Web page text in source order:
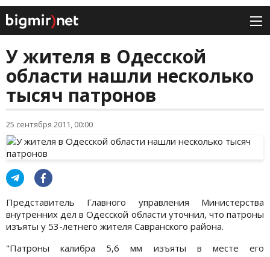
У жителя в Одесской
области нашли несколько
тысяч патронов
25 сентября 2011, 00:00
Представитель Главного управления Министерства
внутренних дел в Одесской области уточнил, что патроны
изъяты у 53-летнего жителя Савранского района.
"Патроны калибра 5,6 мм изъяты в месте его